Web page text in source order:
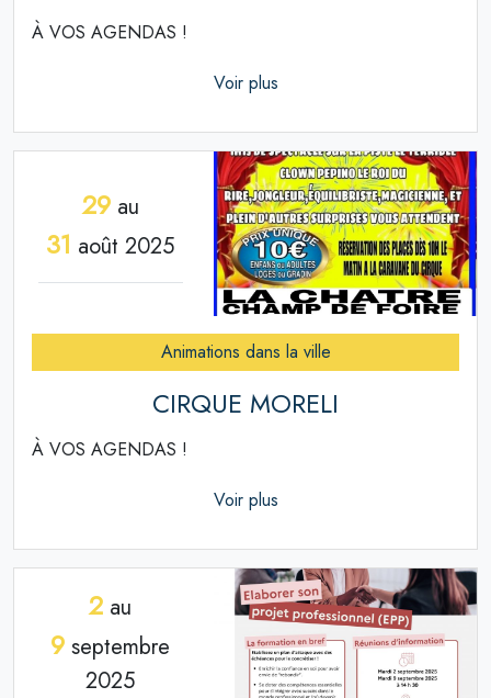
À VOS AGENDAS !
Voir plus
29au
31 août 2025
Animations dans la ville
CIRQUE MORELI
À VOS AGENDAS !
Voir plus
2 au
9 septembre
2025